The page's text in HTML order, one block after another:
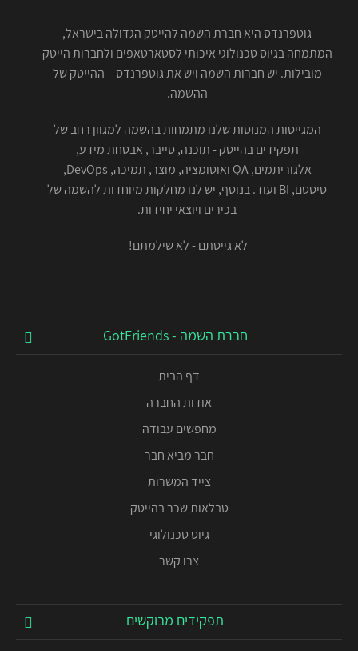
גוטפרנדס היא חברת השמה להייטק הגדולה בישראל,
המתמחה בגיוס טכנולוגי איכותי לסטארטאפים ולחברות הייטק
מובילות. יש חברות השמה ויש את גוטפרנדס – ההייטק של
ההשמה.
המגייסות המנוסות שלנו מתמחות בהשמה למגוון רחב של
תפקידים בהייטק - תוכנה, סייבר, אבטחת מידע,
אלגוריתמים, QA ואוטומציה, מוצר, תמיכה, DevOps,
סיסטם, BI ועוד. בנוסף, יש לנו מחלקות מיוחדות להשמה של
בכירים ויוצאי יחידות.
לא גייסתם - לא שילמתם!
חברת השמה - GotFriends
דף הבית
אודות החברה
מחפשים עבודה
חבר מביא חבר
צייד המשרות
טבלאות שכר בהייטק
גיוס טכנולוגי
צרו קשר
תפקידים מבוקשים